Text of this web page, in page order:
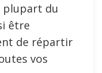
plupart du
être
de répartir
vos